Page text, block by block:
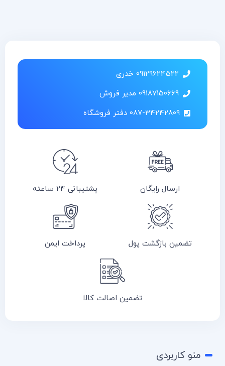
09129624522 خدری
09187150669 مدیر فروش
087-34242809 دفتر فروشگاه
ارسال رایگان پشتیبانی 24 ساعته
تضمین بازگشت پول پرداخت ایمن
تضمین اصالت کالا
منو کاربردی